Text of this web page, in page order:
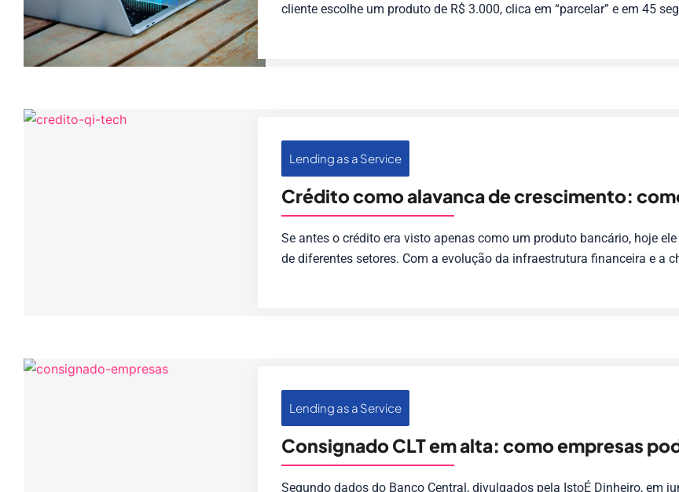
cliente escolhe um produto de R$ 3.000, clica em “parcelar” e em 45
Lending as a Service
Crédito como alavanca de crescimento:
Se antes o crédito era visto apenas como um produto bancário, hoje
de diferentes setores. Com a evolução da infraestrutura financeira e a
Lending as a Service
Consignado CLT em alta: como empresas
Segundo dados do Banco Central, divulgados pela IstoÉ Dinheiro, em